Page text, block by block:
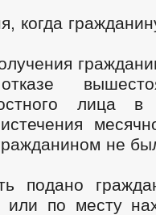
гражданину
лица в
не
подано
или по месту